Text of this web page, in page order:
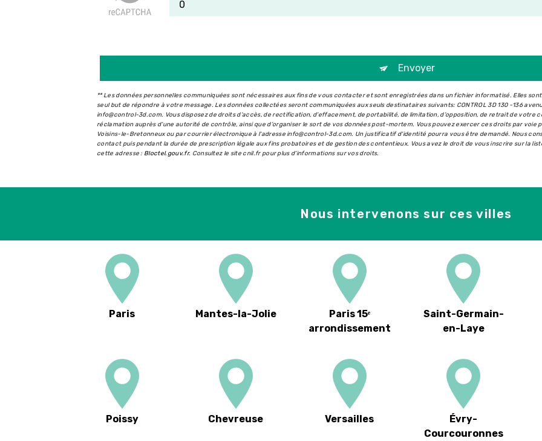
Envoyer
** Les données personnelles communiquées sont nécessaires aux fins de vous contacter et sont enregistrées dans un fichier informatisé. Elles
seul but de répondre à votre message. Les données collectées seront communiquées aux seuls destinataires suivants: CONTROL 3D 130 -136
info@control-3d.com. Vous disposez de droits d’accès, de rectification, d’effacement, de portabilité, de limitation, d’opposition, de retrait de votre
réclamation auprès d’une autorité de contrôle, ainsi que d’organiser le sort de vos données post-mortem. Vous pouvez exercer ces droits par voie
Voisins-le-Bretonneux ou par courrier électronique à l'adresse info@control-3d.com. Un justificatif d'identité pourra vous être demandé. Nous
contact puis pendant la durée de prescription légale aux fins probatoires et de gestion des contentieux. Vous avez le droit de vous inscrire sur la
cette adresse : Bloctel.gouv.fr. Consultez le site cnil.fr pour plus d’informations sur vos droits.
Nous intervenons sur ces villes
Paris Mantes-la-Jolie
Paris 15ᵉ
arrondissement
Saint-Germain-
en-Laye
Poissy Chevreuse Versailles
Évry-
Courcouronnes